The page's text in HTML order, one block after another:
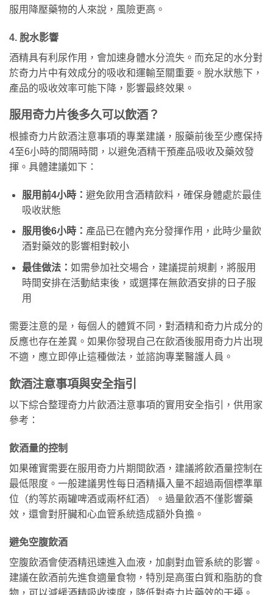
服用降壓藥物的人來說，風險更高。
4. 脫水影響
酒精具有利尿作用，會加速身體水分流失。而充足的水分對
於奇力片中有效成分的吸收和運輸至關重要。脫水狀態下，
產品的吸收效率可能下降，影響最終效果。
服用奇力片後多久可以飲酒？
根據奇力片飲酒注意事項的專業建議，服藥前後至少應保持
4至6小時的間隔時間，以避免酒精干預產品吸收及藥效發
揮。具體建議如下：
服用前4小時： 避免飲用含酒精飲料，確保身體處於最佳
吸收狀態
服用後6小時： 產品已在體內充分發揮作用，此時少量飲
酒對藥效的影響相對較小
最佳做法： 如需參加社交場合，建議提前規劃，將服用
時間安排在活動結束後，或選擇在無飲酒安排的日子服
用
需要注意的是，每個人的體質不同，對酒精和奇力片成分的
反應也存在差異。如果你發現自己在飲酒後服用奇力片出現
不適，應立即停止這種做法，並諮詢專業醫護人員。
飲酒注意事項與安全指引
以下綜合整理奇力片飲酒注意事項的實用安全指引，供用家
參考：
飲酒量的控制
如果確實需要在服用奇力片期間飲酒，建議將飲酒量控制在
最低限度。一般建議男性每日酒精攝入量不超過兩個標準單
位（約等於兩罐啤酒或兩杯紅酒）。過量飲酒不僅影響藥
效，還會對肝臟和心血管系統造成額外負擔。
避免空腹飲酒
空腹飲酒會使酒精迅速進入血液，加劇對血管系統的影響。
建議在飲酒前先進食適量食物，特別是高蛋白質和脂肪的食
物，可以減緩酒精吸收速度，降低對奇力片藥效的干擾。